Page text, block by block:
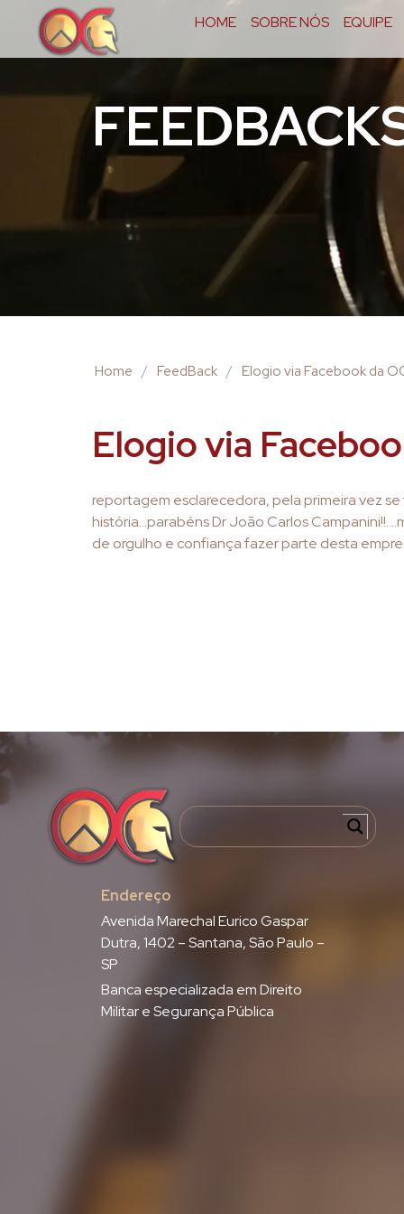
HOME SOBRE NÓS EQUIPE
Home / FeedBack / Elogio via Facebook da
Elogio via
reportagem esclarecedora, pela primeira vez
história…parabéns Dr João Carlos
de orgulho e confiança fazer parte desta
Endereço
Avenida Marechal Eurico Gaspar
Dutra, 1402 – Santana, São Paulo –
SP
Banca especializada em Direito
Militar e Segurança Pública